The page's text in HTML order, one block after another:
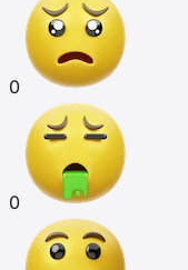
0
0